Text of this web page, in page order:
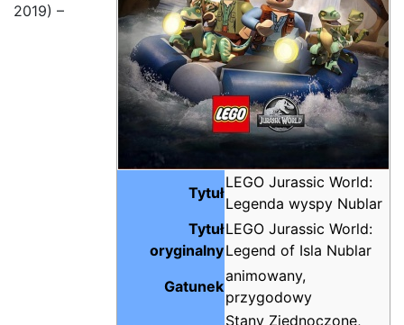
Tytuł
LEGO Jurassic World:
Legenda wyspy Nublar
Tytuł
oryginalny
LEGO Jurassic World:
Legend of Isla Nublar
Gatunek
animowany,
przygodowy
Stany Zjednoczone,
2019) –